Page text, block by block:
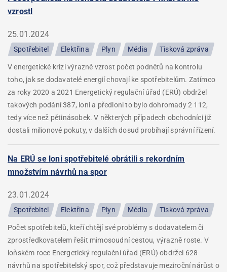
vzrostl
25.01.2024
Spotřebitel Elektřina Plyn Média Tisková zpráva
V energetické krizi výrazně vzrost počet podnětů na kontrolu
toho, jak se dodavatelé energií chovají ke spotřebitelům. Zatímco
za roky 2020 a 2021 Energetický regulační úřad (ERÚ) obdržel
takových podání 387, loni a předloni to bylo dohromady 2 112,
tedy více než pětinásobek. V některých případech obchodníci již
dostali milionové pokuty, v dalších dosud probíhají správní řízení.
Na ERÚ se loni spotřebitelé obrátili s rekordním
množstvím návrhů na spor
23.01.2024
Spotřebitel Elektřina Plyn Média Tisková zpráva
Počet spotřebitelů, kteří chtějí své problémy s dodavatelem či
zprostředkovatelem řešit mimosoudní cestou, výrazně roste. V
loňském roce Energetický regulační úřad (ERÚ) obdržel 628
návrhů na spotřebitelský spor, což představuje meziroční nárůst o